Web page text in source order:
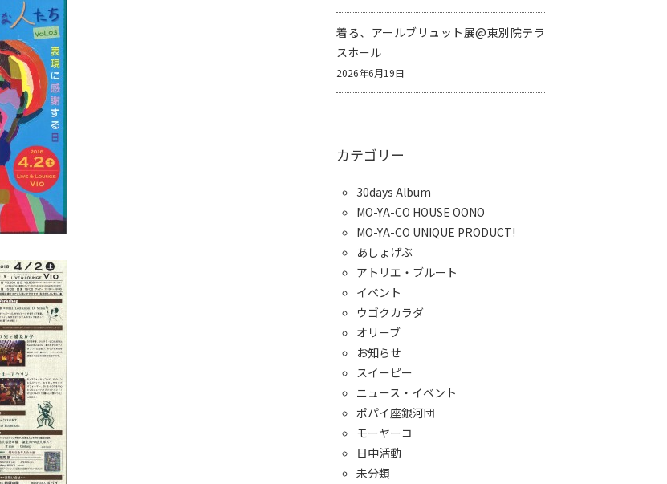
着る、アールブリュット展@東別院テラ
スホール
2026年6月19日
カテゴリー
30days Album
MO-YA-CO HOUSE OONO
MO-YA-CO UNIQUE PRODUCT!
あしょげぶ
アトリエ・ブルート
イベント
ウゴクカラダ
オリーブ
お知らせ
スイーピー
ニュース・イベント
ポパイ座銀河団
モーヤーコ
日中活動
未分類